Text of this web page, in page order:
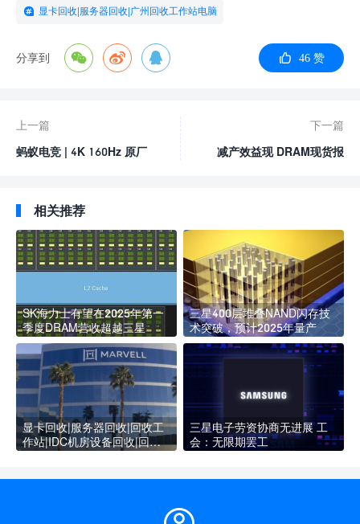
显卡回收|服务器回收|广州回收工作站电脑
分享到 46 赞
上一篇
蚂蚁电竞 | 4K 160Hz 原厂
下一篇
减产效益现 DRAM现货报
相关推荐
SK海力士有望在2025年第一
季度DRAM营收超越三星
三星400层堆叠NAND闪存技
术突破，预计2025年量产
显卡回收|服务器回收|回收工
作站|IDC机房设备回收|回收
三星电子劳资协商无进展 工
会：无限期罢工